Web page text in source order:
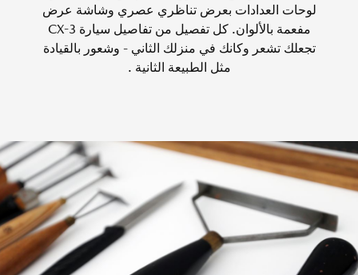
لوحات العدادات بعرض تناظري عصري وشاشة عرض
مفعمة بالألوان. كل تفصيل من تفاصيل سيارة CX-3
تجعلك تشعر وكانك في منزلك الثاني - وشعور بالقيادة
مثل الطبيعة الثانية .